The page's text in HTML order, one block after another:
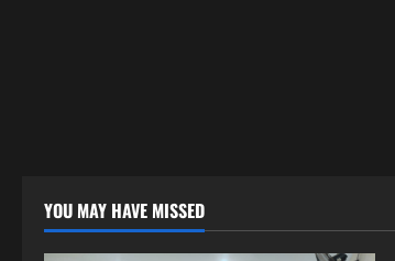
YOU MAY HAVE MISSED